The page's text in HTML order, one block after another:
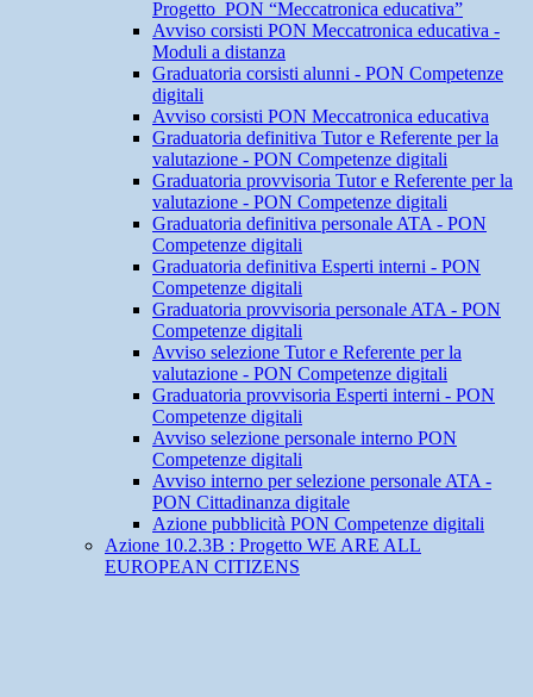
Progetto PON “Meccatronica educativa”
Avviso corsisti PON Meccatronica educativa -
Moduli a distanza
Graduatoria corsisti alunni - PON Competenze
digitali
Avviso corsisti PON Meccatronica educativa
Graduatoria definitiva Tutor e Referente per la
valutazione - PON Competenze digitali
Graduatoria provvisoria Tutor e Referente per la
valutazione - PON Competenze digitali
Graduatoria definitiva personale ATA - PON
Competenze digitali
Graduatoria definitiva Esperti interni - PON
Competenze digitali
Graduatoria provvisoria personale ATA - PON
Competenze digitali
Avviso selezione Tutor e Referente per la
valutazione - PON Competenze digitali
Graduatoria provvisoria Esperti interni - PON
Competenze digitali
Avviso selezione personale interno PON
Competenze digitali
Avviso interno per selezione personale ATA -
PON Cittadinanza digitale
Azione pubblicità PON Competenze digitali
Azione 10.2.3B : Progetto WE ARE ALL
EUROPEAN CITIZENS